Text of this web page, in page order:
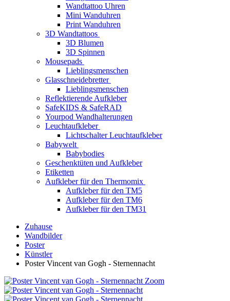
Wandtattoo Uhren
Mini Wanduhren
Print Wanduhren
3D Wandtattoos
3D Blumen
3D Spinnen
Mousepads
Lieblingsmenschen
Glasschneidebretter
Lieblingsmenschen
Reflektierende Aufkleber
SafeKIDS & SafeRAD
Yourpod Wandhalterungen
Leuchtaufkleber
Lichtschalter Leuchtaufkleber
Babywelt
Babybodies
Geschenktüten und Aufkleber
Etiketten
Aufkleber für den Thermomix
Aufkleber für den TM5
Aufkleber für den TM6
Aufkleber für den TM31
Zuhause
Wandbilder
Poster
Künstler
Poster Vincent van Gogh - Sternennacht
Zoom